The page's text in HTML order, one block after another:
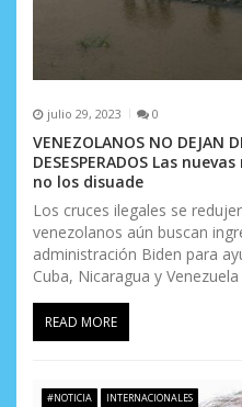
a
s
julio 29, 2023 0
VENEZOLANOS NO DEJAN
DESESPERADOS Las
no los disuade
Los cruces ilegales se
venezolanos aún buscan
administración Biden para
Cuba, Nicaragua y
READ MORE
#NOTICIA INTERNACIONALES